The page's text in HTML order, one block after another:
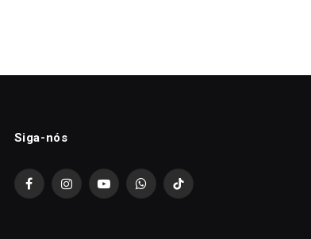
Siga-nós
FacebookInstagramYouTubeWhatsAppTikTok